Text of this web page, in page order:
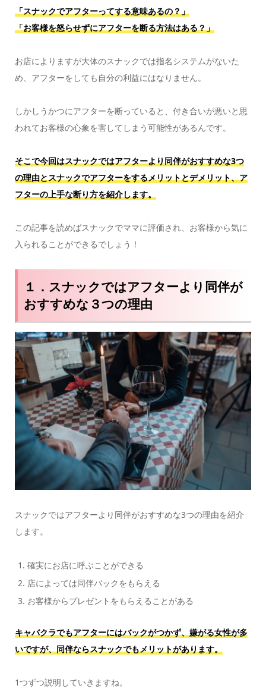
「スナックでアフターってする意味あるの？」
「お客様を怒らせずにアフターを断る方法はある？」
お店によりますが大体のスナックでは指名システムがないた
め、アフターをしても自分の利益にはなりません。
しかしうかつにアフターを断っていると、付き合いが悪いと思
われてお客様の心象を害してしまう可能性があるんです。
そこで今回はスナックではアフターより同伴がおすすめな3つ
の理由とスナックでアフターをするメリットとデメリット、ア
フターの上手な断り方を紹介します。
この記事を読めばスナックでママに評価され、お客様から気に
入られることができるでしょう！
１．スナックではアフターより同伴が
おすすめな３つの理由
スナックではアフターより同伴がおすすめな3つの理由を紹介
します。
確実にお店に呼ぶことができる
店によっては同伴バックをもらえる
お客様からプレゼントをもらえることがある
キャバクラでもアフターにはバックがつかず、嫌がる女性が多
いですが、 同伴ならスナックでもメリットがあります。
1つずつ説明していきますね。